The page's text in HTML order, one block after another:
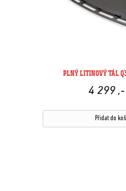
PLNÝ LITINOVÝ TÁL
4 299
Přidat do